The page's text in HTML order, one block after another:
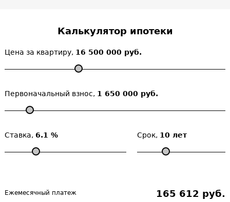
Калькулятор ипотеки
Цена за квартиру, 16 500 000 руб.
Первоначальный взнос, 1 650 000 руб.
Ставка, 6.1 % Срок, 10 лет
Ежемесячный платеж 165 612 руб.